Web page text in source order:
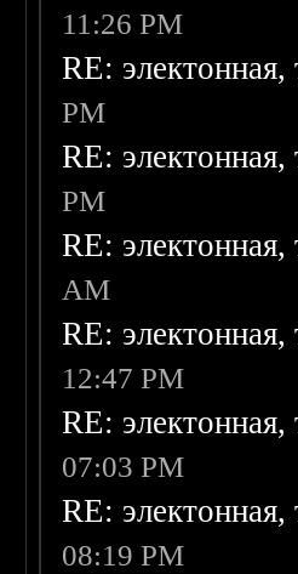
11:26 PM
RE:
PM
RE:
PM
RE:
AM
RE:
12:47 PM
RE:
07:03 PM
RE:
08:19 PM